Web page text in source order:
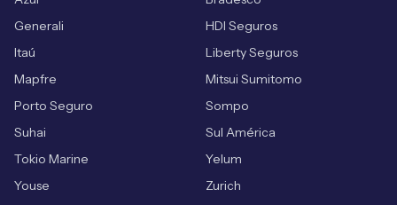
Generali
HDI Seguros
Itaú
Liberty Seguros
Mapfre
Mitsui Sumitomo
Porto Seguro
Sompo
Suhai
Sul América
Tokio Marine
Yelum
Youse
Zurich